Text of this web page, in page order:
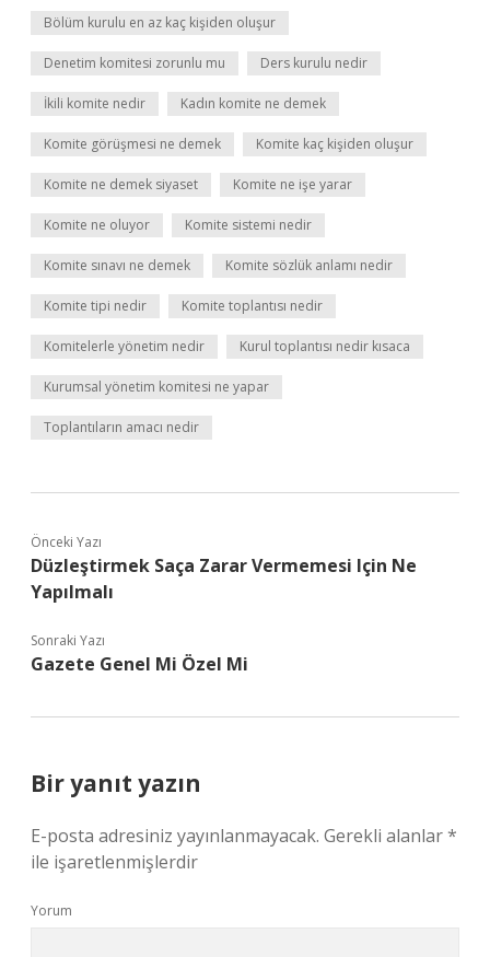
Bölüm kurulu en az kaç kişiden oluşur
Denetim komitesi zorunlu mu Ders kurulu nedir
İkili komite nedir Kadın komite ne demek
Komite görüşmesi ne demek Komite kaç kişiden oluşur
Komite ne demek siyaset Komite ne işe yarar
Komite ne oluyor Komite sistemi nedir
Komite sınavı ne demek Komite sözlük anlamı nedir
Komite tipi nedir Komite toplantısı nedir
Komitelerle yönetim nedir Kurul toplantısı nedir kısaca
Kurumsal yönetim komitesi ne yapar
Toplantıların amacı nedir
Önceki Yazı
Düzleştirmek Saça Zarar Vermemesi Için Ne
Yapılmalı
Sonraki Yazı
Gazete Genel Mi Özel Mi
Bir yanıt yazın
E-posta adresiniz yayınlanmayacak. Gerekli alanlar*
ile işaretlenmişlerdir
Yorum